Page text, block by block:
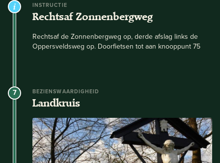
INSTRUCTIE
Rechtsaf Zonnenbergweg
Rechtsaf de Zonnenbergweg op, derde afslag links de
Oppersveldsweg op. Doorfietsen tot aan knooppunt 75
7 BEZIENSWAARDIGHEID
Landkruis